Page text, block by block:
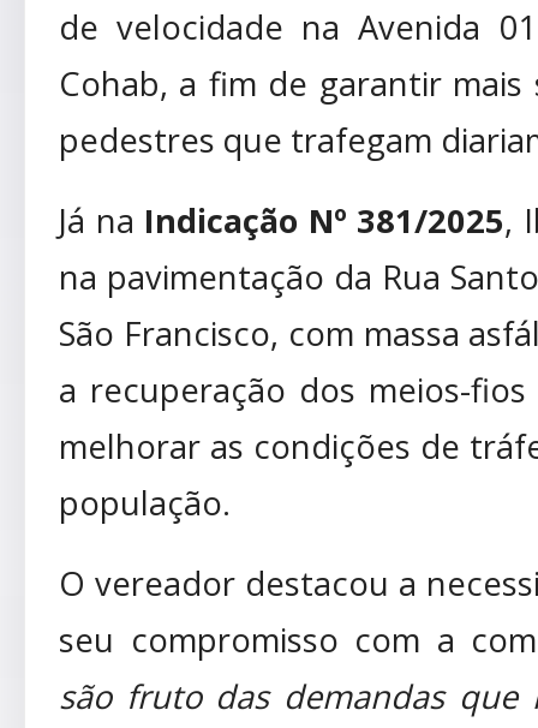
de velocidade na Avenida
Cohab, a fim de garantir
pedestres que trafegam
Já na Indicação Nº 381/2025,
na pavimentação da Rua
São Francisco, com massa
a recuperação dos meios-
melhorar as condições de
população.
O vereador destacou a
seu compromisso com a
são fruto das demandas que